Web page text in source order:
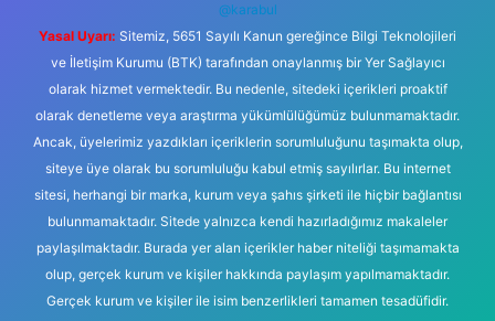
@karabul
Yasal Uyarı: Sitemiz, 5651 Sayılı Kanun gereğince Bilgi Teknolojileri
ve İletişim Kurumu (BTK) tarafından onaylanmış bir Yer Sağlayıcı
olarak hizmet vermektedir. Bu nedenle, sitedeki içerikleri proaktif
olarak denetleme veya araştırma yükümlülüğümüz bulunmamaktadır.
Ancak, üyelerimiz yazdıkları içeriklerin sorumluluğunu taşımakta olup,
siteye üye olarak bu sorumluluğu kabul etmiş sayılırlar. Bu internet
sitesi, herhangi bir marka, kurum veya şahıs şirketi ile hiçbir bağlantısı
bulunmamaktadır. Sitede yalnızca kendi hazırladığımız makaleler
paylaşılmaktadır. Burada yer alan içerikler haber niteliği taşımamakta
olup, gerçek kurum ve kişiler hakkında paylaşım yapılmamaktadır.
Gerçek kurum ve kişiler ile isim benzerlikleri tamamen tesadüfidir.